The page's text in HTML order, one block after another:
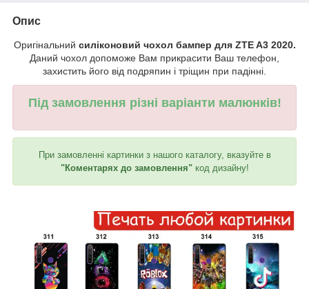
Опис
Оригінальний силіконовий чохол бампер для ZTE A3 2020.
Даний чохол допоможе Вам прикрасити Ваш телефон,
захистить його від подряпин і тріщин при падінні.
Під замовлення різні варіанти малюнків!
При замовленні картинки з нашого каталогу, вказуйте в
"Коментарях до замовлення"код дизайну!